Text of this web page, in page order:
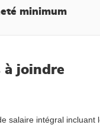
minimum
à joindre
salaire intégral incluant